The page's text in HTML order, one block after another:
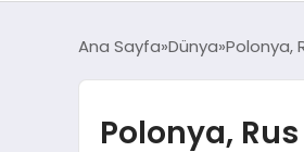
Ana Sayfa Dünya Polonya,
Polonya,